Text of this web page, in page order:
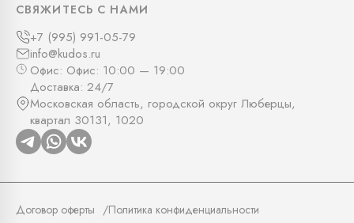
СВЯЖИТЕСЬ С НАМИ
+7 (995) 991-05-79
info@kudos.ru
Офис: Офис: 10:00 — 19:00
Доставка: 24/7
Московская область, городской округ Люберцы,
квартал 30131, 1020
Договор оферты Политика конфиденциальности